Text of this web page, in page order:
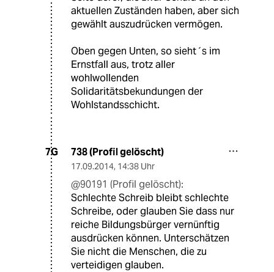
aktuellen Zuständen haben, aber sich
gewählt auszudrücken vermögen.
Oben gegen Unten, so sieht´s im
Ernstfall aus, trotz aller
wohlwollenden
Solidaritätsbekundungen der
Wohlstandsschicht.
7G 738 (Profil gelöscht)
17.09.2014, 14:38 Uhr
@90191 (Profil gelöscht):
Schlechte Schreib bleibt schlechte
Schreibe, oder glauben Sie dass nur
reiche Bildungsbürger vernünftig
ausdrücken können. Unterschätzen
Sie nicht die Menschen, die zu
verteidigen glauben.